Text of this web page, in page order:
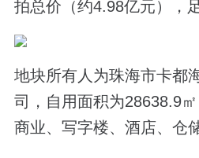
拍总价（约4.98亿元），
地块所有人为珠海市卡都
司，自用面积为28638.9㎡
商业、写字楼、酒店、仓